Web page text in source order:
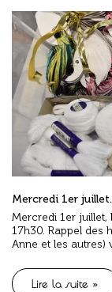
Mercredi 1er juillet.
Mercredi 1er
17h30. Rappel des
Anne et les autres)
Lire la suite »